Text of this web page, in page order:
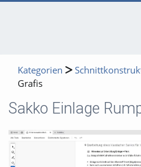
Kategorien
Grafis
Sakko Einlage